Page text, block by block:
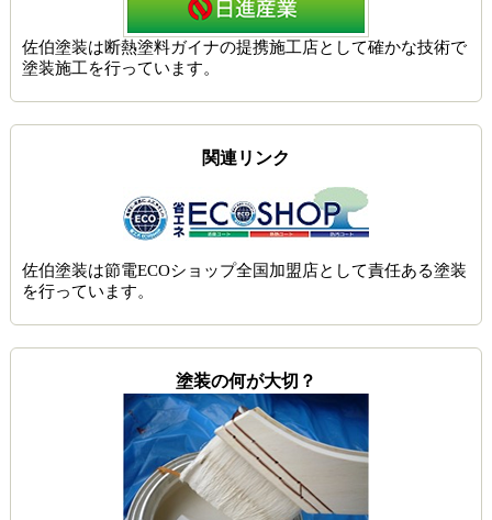
佐伯塗装は断熱塗料ガイナの提携施工店として確かな技術で
塗装施工を行っています。
関連リンク
佐伯塗装は節電ECOショップ全国加盟店として責任ある塗装
を行っています。
塗装の何が大切？